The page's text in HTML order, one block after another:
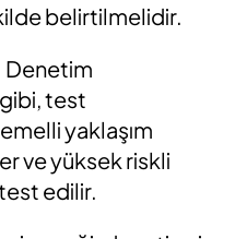
belirtilmelidir.
Denetim
test
yaklaşım
ve yüksek riskli
edilir.